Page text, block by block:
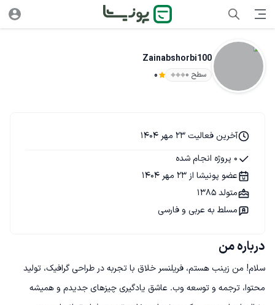
Zainabshorbi100
سطح ۰ 0
درباره من
سلام! من زینب هستم، فریلنسر خلاق با تجربه در طراحی گرافیک، تولید
محتوا، ترجمه و توسعه وب. عاشق یادگیری چیزهای جدیدم و همیشه
آخرین فعالیت 23 مهر 1404
0 پروژه انجام شده
عضو پونیشا از 23 مهر 1404
متولد 1385
مسلط به عربی و فارسی